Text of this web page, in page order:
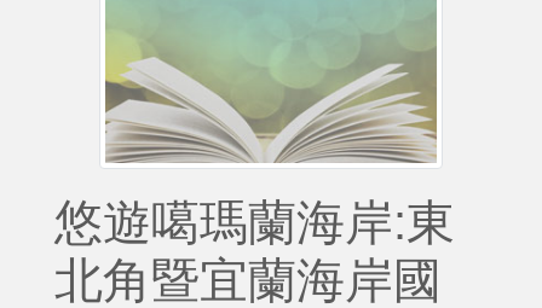
悠遊噶瑪蘭海岸:東
北角暨宜蘭海岸國